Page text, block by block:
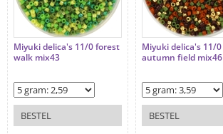
Miyuki delica's 11/0 forest
walk mix43
BESTEL
Miyuki delica's 11/0
autumn field mix46
BESTEL